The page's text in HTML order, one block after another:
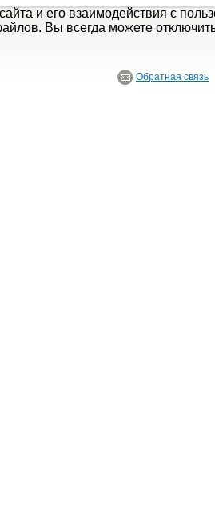
и его взаимодействия с
Вы всегда можете
Обратная связь